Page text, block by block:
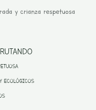
y crianza respetuosa
ECOLÓGICOS